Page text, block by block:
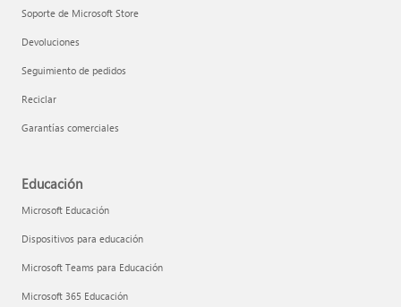
Soporte de Microsoft Store
Devoluciones
Seguimiento de pedidos
Reciclar
Garantías comerciales
Educación
Microsoft Educación
Dispositivos para educación
Microsoft Teams para Educación
Microsoft 365 Educación